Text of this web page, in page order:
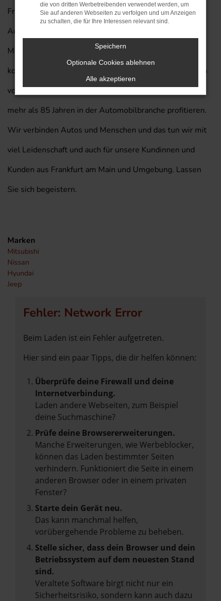
Frankfurt am Main sein kann. Wenn Sie sich für das
Autohaus am Prinzert entscheiden, heben Sie Ihre
Mobilität in Frankfurt am Main möglicherweise auf ein
komplett neues Level. Möglich wird dies, indem Sie sich
von uns beraten lassen und von unserer Erfahrung von
mehr als 85 Jahren in der Automobilbranche profitieren.
Wir verbinden Autos und Menschen und das tun wir mit
viel Leidenschaft und auch für unsere Kundinnen und
Kunden aus Frankfurt am Main und Umgebung. Lassen
Sie sich begeistern.
Marken
Mitsubishi
Nissan
Hyundai
Jeep
Fehler: Network Error
Beim Laden ist ein Fehler aufgetreten.
Hier sind ein paar Tipps, die dir helfen können:
Überprüfe deine Firewall und deine
Internetverbindung.
Laden andere Webseiten, zum Beispiel
deine Suchmaschine?
Prüfe deine Browsererweiterungen.
Manche Erweiterungen, wie Werbeblocker,
können das Laden bestimmter Seiten
verhindern. Funktioniert die Seite in einem
anderen Browser oder in einem privaten
Fenster?
Starte dein Gerät neu.
Das kann manchmal helfen,
vorübergehende Probleme zu beheben.
Stelle sicher, dass dein Browser und dein
Betriebssystem auf dem neuesten Stand
sind.
Veraltete Software birgt nicht nur ein
Sicherheitsrisiko, sondern kann auch dazu
die von dritten Werbetreibenden verwendet werden, um
Sie auf anderen Webseiten zu verfolgen und um Anzeigen
zu schalten, die für Ihre Interessen relevant sind.
Speichern
Optionale Cookies ablehnen
Alle akzeptieren